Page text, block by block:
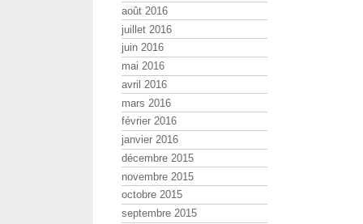
août 2016
juillet 2016
juin 2016
mai 2016
avril 2016
mars 2016
février 2016
janvier 2016
décembre 2015
novembre 2015
octobre 2015
septembre 2015